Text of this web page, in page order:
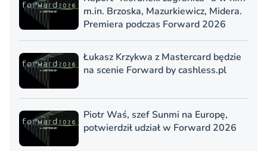
m.in. Brzoska, Mazurkiewicz, Midera.
Premiera podczas Forward 2026
Łukasz Krzykwa z Mastercard będzie
na scenie Forward by cashless.pl
Piotr Waś, szef Sunmi na Europę,
potwierdził udział w Forward 2026